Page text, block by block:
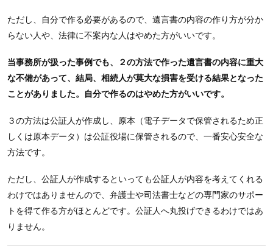
ただし、自分で作る必要があるので、遺言書の内容の作り方が分か
らない人や、法律に不案内な人はやめた方がいいです。
当事務所が扱った事例でも、２の方法で作った遺言書の内容に重大
な不備があって、結局、相続人が莫大な損害を受ける結果となった
ことがありました。自分で作るのはやめた方がいいです。
３の方法は公証人が作成し、原本（電子データで保管されるため正
しくは原本データ）は公証役場に保管されるので、一番安心安全な
方法です。
ただし、公証人が作成するといっても公証人が内容を考えてくれる
わけではありませんので、弁護士や司法書士などの専門家のサポー
トを得て作る方がほとんどです。公証人へ丸投げできるわけではあ
りません。